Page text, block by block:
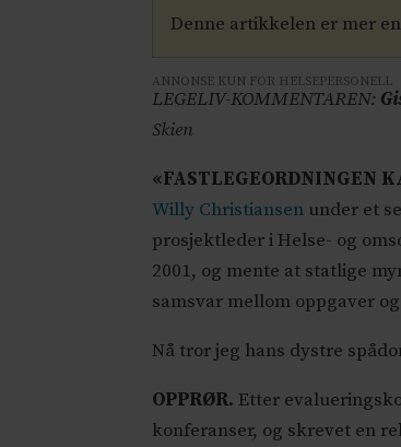
Denne artikkelen er mer
ANNONSE KUN FOR HELSEPERSONELL
LEGELIV-KOMMENTAREN:
Skien
«FASTLEGEORDNINGEN
Willy Christiansen under et
prosjektleder i Helse- og
2001, og mente at statlige
samsvar mellom oppgaver
Nå tror jeg hans dystre
OPPRØR. Etter
konferanser, og skrevet en